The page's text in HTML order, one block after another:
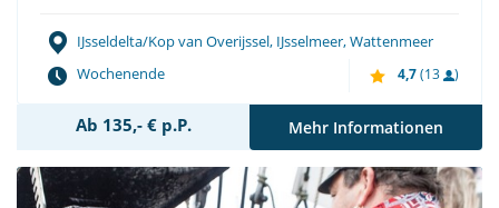
IJsseldelta/Kop van Overijssel, IJsselmeer, Wattenmeer
Wochenende
4,7(13 )
Ab 135,- € p.P. Mehr Informationen